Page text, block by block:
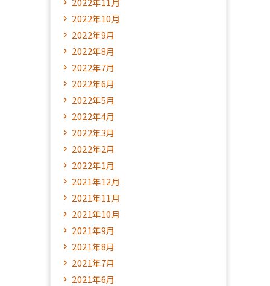
2022年10月
2022年9月
2022年8月
2022年7月
2022年6月
2022年5月
2022年4月
2022年3月
2022年2月
2022年1月
2021年12月
2021年11月
2021年10月
2021年9月
2021年8月
2021年7月
2021年6月